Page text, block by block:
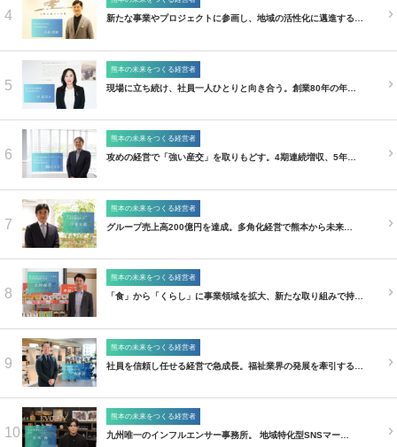
4 新たな事業やプロジェクトに参画し、地域の活性化に邁進する…
5
熊本の未来をつくる経営者
現場に立ち続け、社員一人ひとりと向き合う。創業80年の年…
6
熊本の未来をつくる経営者
攻めの経営で「強い産交」を取りもどす。4期連続増収、5年…
7
熊本の未来をつくる経営者
グループ売上高200億円を達成。多角化経営で熊本から未来…
8
熊本の未来をつくる経営者
「食」から「くらし」に事業領域を拡大、新たな取り組みで持…
9
熊本の未来をつくる経営者
社員を信頼し任せる経営で急成長。福祉業界の発展を牽引する…
10
熊本の未来をつくる経営者
九州唯一のインフルエンサー事務所。 地域特化型SNSマー…